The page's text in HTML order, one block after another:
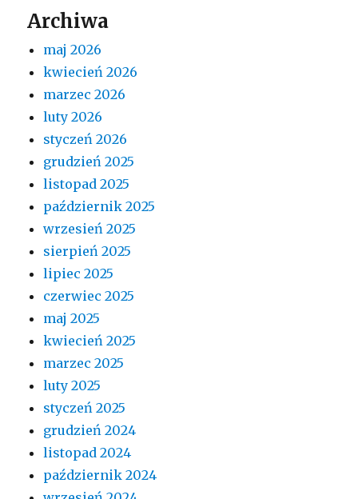
Archiwa
maj 2026
kwiecień 2026
marzec 2026
luty 2026
styczeń 2026
grudzień 2025
listopad 2025
październik 2025
wrzesień 2025
sierpień 2025
lipiec 2025
czerwiec 2025
maj 2025
kwiecień 2025
marzec 2025
luty 2025
styczeń 2025
grudzień 2024
listopad 2024
październik 2024